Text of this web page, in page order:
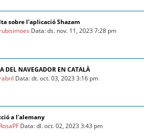
sobre l'aplicació Shazam
rubisimoes Data: ds. nov. 11, 2023 7:28 pm
DEL NAVEGADOR EN CATALÀ
rabril Data: dt. oct. 03, 2023 3:16 pm
a l'alemany
RosaPF Data: dl. oct. 02, 2023 3:43 pm